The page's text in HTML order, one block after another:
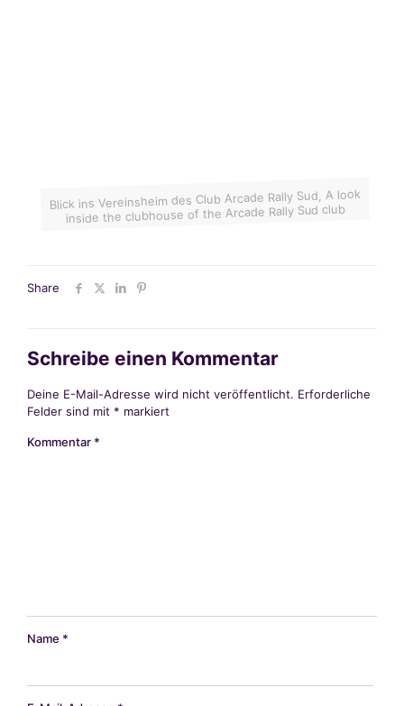
Blick ins Vereinsheim des Club Arcade Rally Sud, A look
inside the clubhouse of the Arcade Rally Sud club
Share
Schreibe einen Kommentar
Deine E-Mail-Adresse wird nicht veröffentlicht. Erforderliche
Felder sind mit * markiert
Kommentar *
Name *